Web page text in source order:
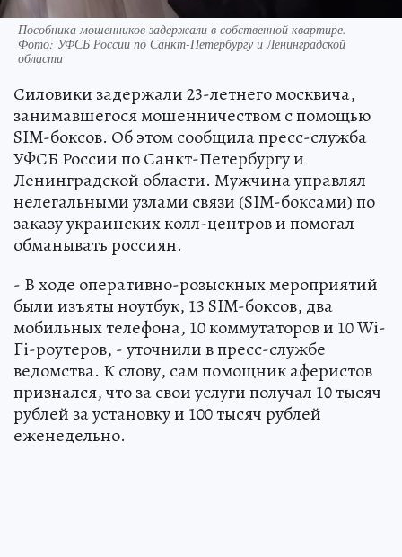
Пособника мошенников задержали в собственной квартире.
Фото: УФСБ России по Санкт-Петербургу и Ленинградской
области
Силовики задержали 23-летнего москвича,
занимавшегося мошенничеством с помощью
SIM-боксов. Об этом сообщила пресс-служба
УФСБ России по Санкт-Петербургу и
Ленинградской области. Мужчина управлял
нелегальными узлами связи (SIM-боксами) по
заказу украинских колл-центров и помогал
обманывать россиян.
- В ходе оперативно-розыскных мероприятий
были изъяты ноутбук, 13 SIM-боксов, два
мобильных телефона, 10 коммутаторов и 10 Wi-
Fi-роутеров, - уточнили в пресс-службе
ведомства. К слову, сам помощник аферистов
признался, что за свои услуги получал 10 тысяч
рублей за установку и 100 тысяч рублей
еженедельно.